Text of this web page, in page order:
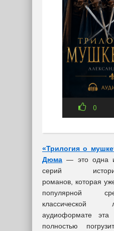
0
«Трилогия о
Дюма — это одна
серий историко-
романов, которая
популярной
аудиоформате эта
полностью